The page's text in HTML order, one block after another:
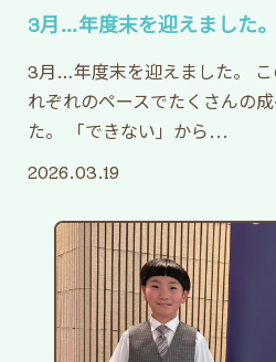
気が流れています。
子どもたちもそれぞれのペ
慣れながら頑張っています
さて、ゴールデンウィーク
4月29日（水）〜5月6日（
上記期間はレッスンがお
どうぞよろしくお願いいた
3月…年度末を迎えました。
3月…年度末を迎えました。 こ
れぞれのペースでたくさんの
た。 「できない」から...
2026.03.19